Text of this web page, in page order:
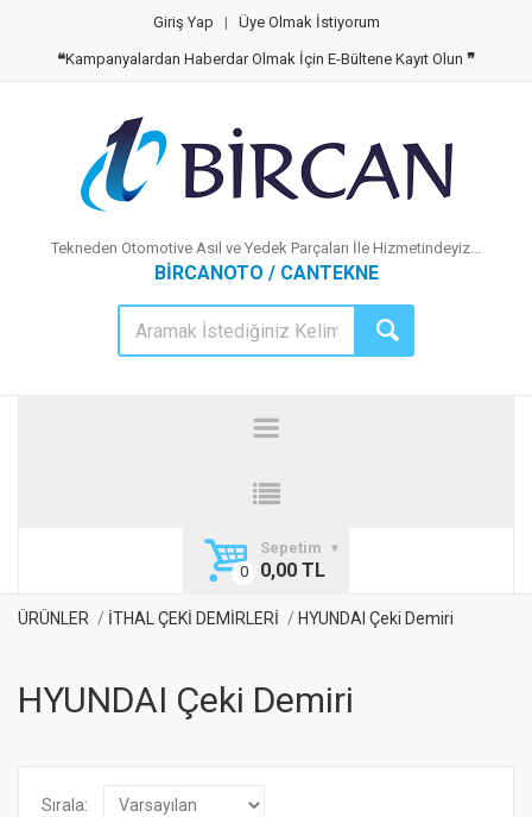
Giriş Yap | Üye Olmak İstiyorum
❝Kampanyalardan Haberdar Olmak İçin E-Bültene Kayıt Olun ❞
Tekneden Otomotive Asıl ve Yedek Parçaları İle Hizmetindeyiz...
BİRCANOTO / CANTEKNE
Sepetim
0,00 TL
ÜRÜNLER İTHAL ÇEKİ DEMİRLERİ HYUNDAI Çeki Demiri
HYUNDAI Çeki Demiri
Sırala: